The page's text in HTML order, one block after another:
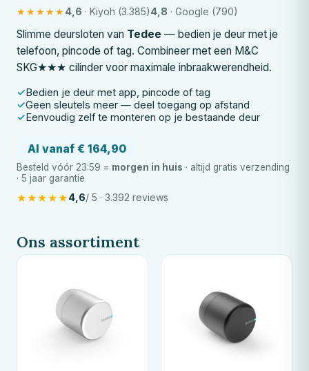
★★★★★4,6 · Kiyoh (3.385)4,8 · Google (790)
Slimme deursloten van Tedee — bedien je deur met je
telefoon, pincode of tag. Combineer met een M&C
SKG★★★ cilinder voor maximale inbraakwerendheid.
Bedien je deur met app, pincode of tag
Geen sleutels meer — deel toegang op afstand
Eenvoudig zelf te monteren op je bestaande deur
Al vanaf € 164,90
Besteld vóór 23:59 = morgen in huis · altijd gratis verzending
· 5 jaar garantie
★★★★★4,6/ 5 · 3.392 reviews
Ons assortiment